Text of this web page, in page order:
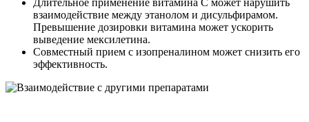
Длительное применение витамина С может нарушить
взаимодействие между этанолом и дисульфирамом.
Превышение дозировки витамина может ускорить
выведение мексилетина.
Совместный прием с изопреналином может снизить его
эффективность.